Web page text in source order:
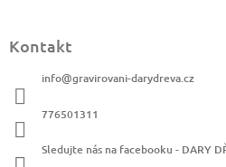
Kontakt
info@gravirovani-darydreva.cz
776501311
Sledujte nás na facebooku - DARY